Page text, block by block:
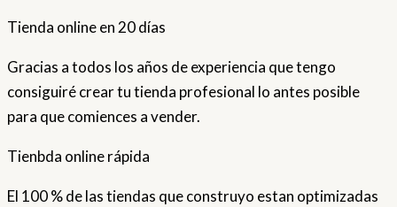
Tienda online en 20 días
Gracias a todos los años de experiencia que tengo
consiguiré crear tu tienda profesional lo antes posible
para que comiences a vender.
Tienbda online rápida
El 100 % de las tiendas que construyo estan optimizadas